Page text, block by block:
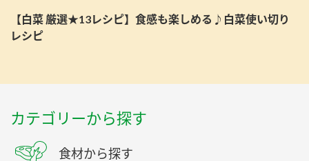
【白菜 厳選★13レシピ】食感も楽しめる♪白菜使い切り
レシピ
カテゴリーから探す
食材から探す